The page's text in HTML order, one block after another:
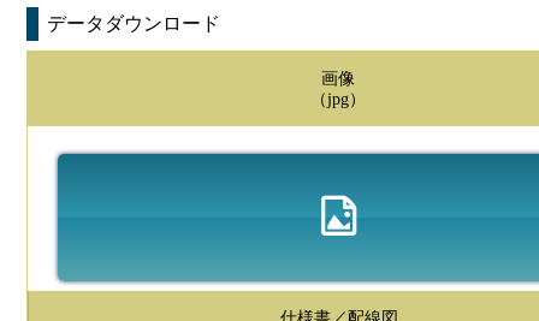
データダウンロード
画像
（jpg）